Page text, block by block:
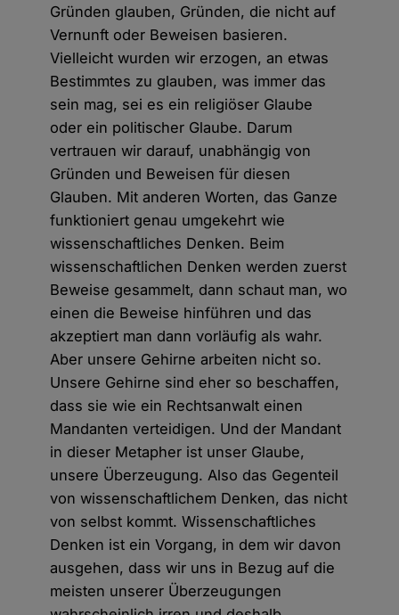
Gründen glauben, Gründen, die nicht auf
Vernunft oder Beweisen basieren.
Vielleicht wurden wir erzogen, an etwas
Bestimmtes zu glauben, was immer das
sein mag, sei es ein religiöser Glaube
oder ein politischer Glaube. Darum
vertrauen wir darauf, unabhängig von
Gründen und Beweisen für diesen
Glauben. Mit anderen Worten, das Ganze
funktioniert genau umgekehrt wie
wissenschaftliches Denken. Beim
wissenschaftlichen Denken werden zuerst
Beweise gesammelt, dann schaut man, wo
einen die Beweise hinführen und das
akzeptiert man dann vorläufig als wahr.
Aber unsere Gehirne arbeiten nicht so.
Unsere Gehirne sind eher so beschaffen,
dass sie wie ein Rechtsanwalt einen
Mandanten verteidigen. Und der Mandant
in dieser Metapher ist unser Glaube,
unsere Überzeugung. Also das Gegenteil
von wissenschaftlichem Denken, das nicht
von selbst kommt. Wissenschaftliches
Denken ist ein Vorgang, in dem wir davon
ausgehen, dass wir uns in Bezug auf die
meisten unserer Überzeugungen